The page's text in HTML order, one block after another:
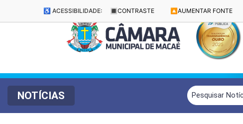
♿ ACESSIBILIDADE: 🔳 CONTRASTE 🔼 AUMENTAR FONTE
NOTÍCIAS